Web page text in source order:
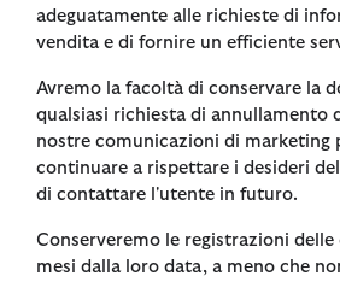
adeguatamente alle richieste di
vendita e di fornire un efficiente
Avremo la facoltà di conservare la
qualsiasi richiesta di annullamento
nostre comunicazioni di marketing
continuare a rispettare i desideri
di contattare l'utente in futuro.
Conserveremo le registrazioni delle
mesi dalla loro data, a meno che